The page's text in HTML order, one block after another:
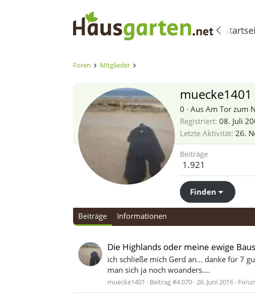
Foren Mitglieder
muecke1401
0 · Aus Am Tor zum
Registriert 08. Juli
Letzte Aktivität 26.
Beiträge
1.921
Finden
Beiträge Informationen
Die Highlands oder meine ewige
ich schließe mich Gerd an... danke für 7
man sich ja noch woanders....
muecke1401 Beitrag #4.070 26. Juni 2016